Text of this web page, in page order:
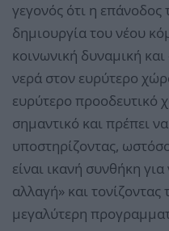
γεγονός ότι η επάνοδος
δημιουργία του νέου
κοινωνική δυναμική
νερά στον ευρύτερο
ευρύτερο προοδευτικό
σημαντικό και πρέπει
υποστηρίζοντας,
είναι ικανή συνθήκη
αλλαγή» και
μεγαλύτερη